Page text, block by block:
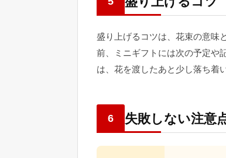
盛り上げるコツは、花束の意味
前、ミニギフトには次の予定や
は、花を渡したあと少し落ち着
6 失敗しない注意